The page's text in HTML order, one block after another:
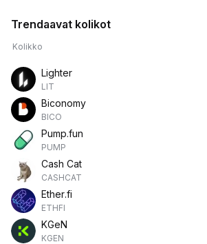
Trendaavat kolikot
Kolikko
Lighter
LIT
Biconomy
BICO
Pump.fun
PUMP
Cash Cat
CASHCAT
Ether.fi
ETHFI
KGeN
KGEN